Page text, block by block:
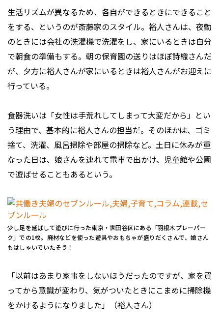
⽣活リズムが異なるため、各自ができるときにできること
をする、というのが斎藤家のスタイル。裕人さんは、夜勤
のときには会社の洗濯機で洗濯をし、家にいるときは自分
で朝食の準備もする。朝の保育園の送りはほぼ詩織さんだ
が、夕方に裕人さんが家にいるときは裕人さんがお迎えに
行っている。
食器洗いは「女性は手荒れしてしまって大変だから」とい
う理由で、基本的に裕人さんの担当だ。そのほかは、ゴミ
捨て、洗濯、風呂掃除や部屋の掃除など。土日に休みが重
なった日は、娘さんを連れて電車で出かけ、児童館や公園
で遊ばせることもあるという。
少し足を延ばして遊びに行った東京・世田谷区にある「羽根木プレーパー
ク」での1枚。廃材などを使った遊具やおもちゃが盛りだくさんで、娘さん
もはしゃいでいたそう！
「以前はあまり家事をしないほうだったのですが、家を買
ってから意識が変わり、気がついたときにこまめに掃除機
をかけるようになりました」（裕人さん）